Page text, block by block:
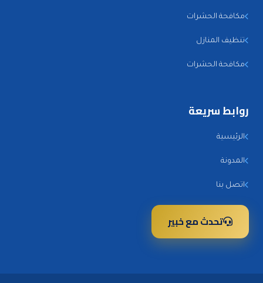
مكافحة الحشرات
تنظيف المنازل
مكافحة الحشرات
روابط سريعة
الرئيسية
المدونة
اتصل بنا
تحدث مع خبير